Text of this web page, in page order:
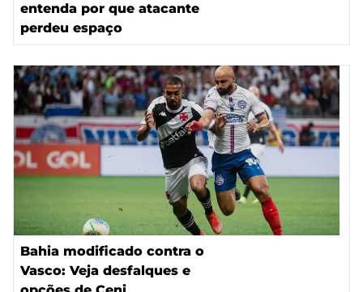
entenda por que atacante
perdeu espaço
Bahia modificado contra o
Vasco: Veja desfalques e